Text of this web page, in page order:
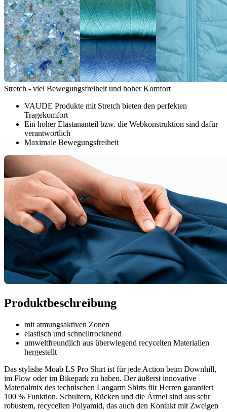
Stretch - viel Bewegungsfreiheit und hoher Komfort
VAUDE Produkte mit Stretch bieten den perfekten
Tragekomfort
Ein hoher Elastananteil bzw. die Webkonstruktion sind dafür
verantwortlich
Maximale Bewegungsfreiheit
Produktbeschreibung
mit atmungsaktiven Zonen
elastisch und schnelltrocknend
umweltfreundlich aus überwiegend recycelten Materialien
hergestellt
Das stylishe Moab LS Pro Shirt ist für jede Action beim Downhill,
im Flow oder im Bikepark zu haben. Der äußerst innovative
Materialmix des technischen Langarm Shirts für Herren garantiert
100 % Funktion. Schultern, Rücken und die Ärmel sind aus sehr
robustem, recycelten Polyamid, das auch den Kontakt mit Zweigen